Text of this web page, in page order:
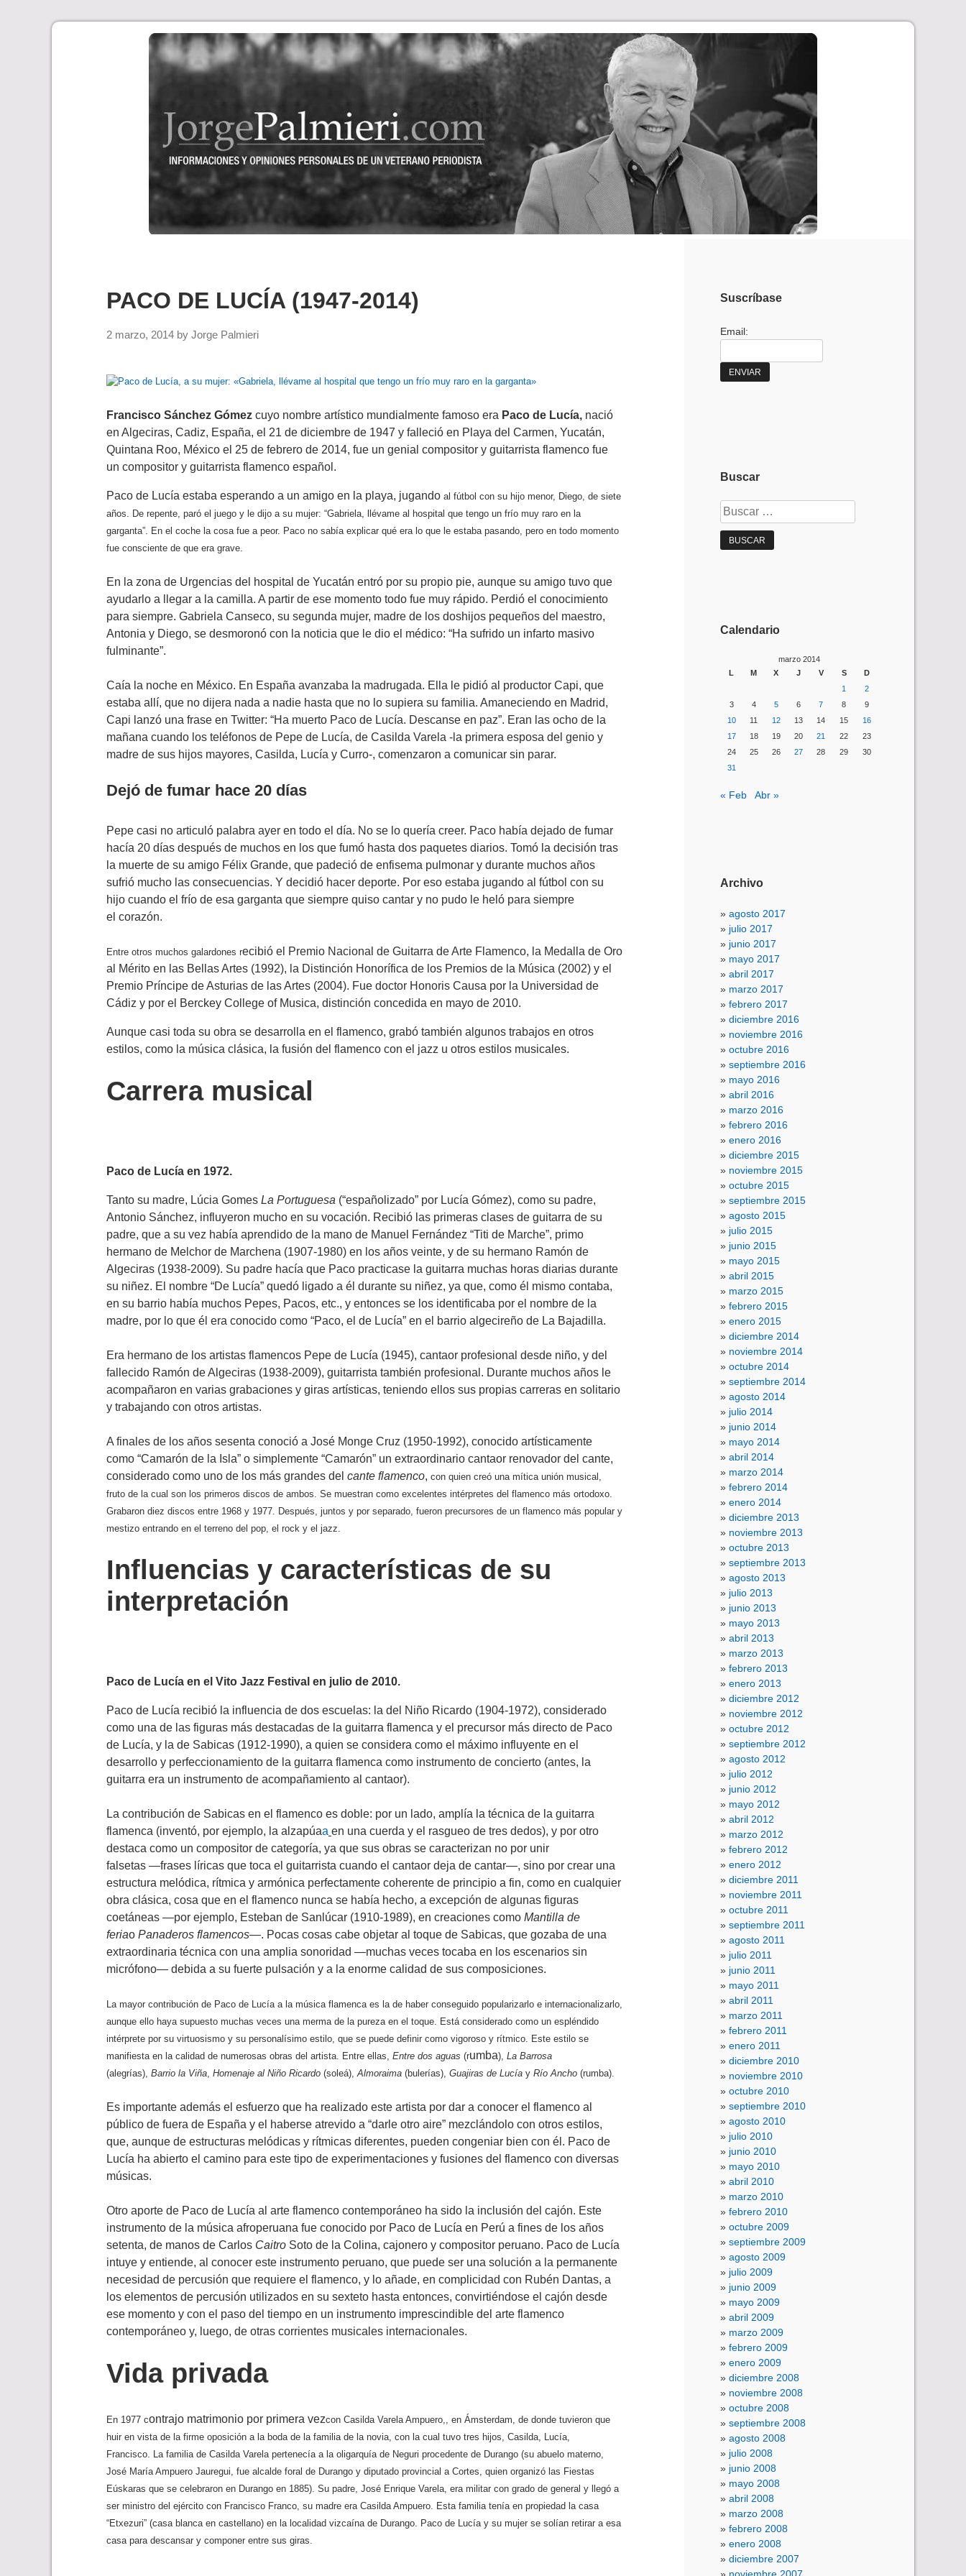
PACO DE LUCÍA (1947-2014)
2 marzo, 2014 by Jorge Palmieri
Francisco Sánchez Gómez cuyo nombre artístico mundialmente famoso era Paco de Lucía, nació
en Algeciras, Cadiz, España, el 21 de diciembre de 1947 y falleció en Playa del Carmen, Yucatán,
Quintana Roo, México el 25 de febrero de 2014, fue un genial compositor y guitarrista flamenco fue
un compositor y guitarrista flamenco español.
Paco de Lucía estaba esperando a un amigo en la playa, jugando al fútbol con su hijo menor, Diego, de siete
años. De repente, paró el juego y le dijo a su mujer: “Gabriela, llévame al hospital que tengo un frío muy raro en la
garganta”. En el coche la cosa fue a peor. Paco no sabía explicar qué era lo que le estaba pasando, pero en todo momento
fue consciente de que era grave.
En la zona de Urgencias del hospital de Yucatán entró por su propio pie, aunque su amigo tuvo que
ayudarlo a llegar a la camilla. A partir de ese momento todo fue muy rápido. Perdió el conocimiento
para siempre. Gabriela Canseco, su segunda mujer, madre de los doshijos pequeños del maestro,
Antonia y Diego, se desmoronó con la noticia que le dio el médico: “Ha sufrido un infarto masivo
fulminante”.
Caía la noche en México. En España avanzaba la madrugada. Ella le pidió al productor Capi, que
estaba allí, que no dijera nada a nadie hasta que no lo supiera su familia. Amaneciendo en Madrid,
Capi lanzó una frase en Twitter: “Ha muerto Paco de Lucía. Descanse en paz”. Eran las ocho de la
mañana cuando los teléfonos de Pepe de Lucía, de Casilda Varela -la primera esposa del genio y
madre de sus hijos mayores, Casilda, Lucía y Curro-, comenzaron a comunicar sin parar.
Dejó de fumar hace 20 días
Pepe casi no articuló palabra ayer en todo el día. No se lo quería creer. Paco había dejado de fumar
hacía 20 días después de muchos en los que fumó hasta dos paquetes diarios. Tomó la decisión tras
la muerte de su amigo Félix Grande, que padeció de enfisema pulmonar y durante muchos años
sufrió mucho las consecuencias. Y decidió hacer deporte. Por eso estaba jugando al fútbol con su
hijo cuando el frío de esa garganta que siempre quiso cantar y no pudo le heló para siempre
el corazón.
Entre otros muchos galardones recibió el Premio Nacional de Guitarra de Arte Flamenco, la Medalla de Oro
al Mérito en las Bellas Artes (1992), la Distinción Honorífica de los Premios de la Música (2002) y el
Premio Príncipe de Asturias de las Artes (2004). Fue doctor Honoris Causa por la Universidad de
Cádiz y por el Berckey College of Musica, distinción concedida en mayo de 2010.
Aunque casi toda su obra se desarrolla en el flamenco, grabó también algunos trabajos en otros
estilos, como la música clásica, la fusión del flamenco con el jazz u otros estilos musicales.
Carrera musical
Paco de Lucía en 1972.
Tanto su madre, Lúcia Gomes La Portuguesa (“españolizado” por Lucía Gómez), como su padre,
Antonio Sánchez, influyeron mucho en su vocación. Recibió las primeras clases de guitarra de su
padre, que a su vez había aprendido de la mano de Manuel Fernández “Titi de Marche”, primo
hermano de Melchor de Marchena (1907-1980) en los años veinte, y de su hermano Ramón de
Algeciras (1938-2009). Su padre hacía que Paco practicase la guitarra muchas horas diarias durante
su niñez. El nombre “De Lucía” quedó ligado a él durante su niñez, ya que, como él mismo contaba,
en su barrio había muchos Pepes, Pacos, etc., y entonces se los identificaba por el nombre de la
madre, por lo que él era conocido como “Paco, el de Lucía” en el barrio algecireño de La Bajadilla.
Era hermano de los artistas flamencos Pepe de Lucía (1945), cantaor profesional desde niño, y del
fallecido Ramón de Algeciras (1938-2009), guitarrista también profesional. Durante muchos años le
acompañaron en varias grabaciones y giras artísticas, teniendo ellos sus propias carreras en solitario
y trabajando con otros artistas.
A finales de los años sesenta conoció a José Monge Cruz (1950-1992), conocido artísticamente
como “Camarón de la Isla” o simplemente “Camarón” un extraordinario cantaor renovador del cante,
considerado como uno de los más grandes del cante flamenco, con quien creó una mítica unión musical,
fruto de la cual son los primeros discos de ambos. Se muestran como excelentes intérpretes del flamenco más ortodoxo.
Grabaron diez discos entre 1968 y 1977. Después, juntos y por separado, fueron precursores de un flamenco más popular y
mestizo entrando en el terreno del pop, el rock y el jazz.
Influencias y características de su
interpretación
Paco de Lucía en el Vito Jazz Festival en julio de 2010.
Paco de Lucía recibió la influencia de dos escuelas: la del Niño Ricardo (1904-1972), considerado
como una de las figuras más destacadas de la guitarra flamenca y el precursor más directo de Paco
de Lucía, y la de Sabicas (1912-1990), a quien se considera como el máximo influyente en el
desarrollo y perfeccionamiento de la guitarra flamenca como instrumento de concierto (antes, la
guitarra era un instrumento de acompañamiento al cantaor).
La contribución de Sabicas en el flamenco es doble: por un lado, amplía la técnica de la guitarra
flamenca (inventó, por ejemplo, la alzapúaa en una cuerda y el rasgueo de tres dedos), y por otro
destaca como un compositor de categoría, ya que sus obras se caracterizan no por unir
falsetas ―frases líricas que toca el guitarrista cuando el cantaor deja de cantar―, sino por crear una
estructura melódica, rítmica y armónica perfectamente coherente de principio a fin, como en cualquier
obra clásica, cosa que en el flamenco nunca se había hecho, a excepción de algunas figuras
coetáneas ―por ejemplo, Esteban de Sanlúcar (1910-1989), en creaciones como Mantilla de
feriao Panaderos flamencos―. Pocas cosas cabe objetar al toque de Sabicas, que gozaba de una
extraordinaria técnica con una amplia sonoridad ―muchas veces tocaba en los escenarios sin
micrófono― debida a su fuerte pulsación y a la enorme calidad de sus composiciones.
La mayor contribución de Paco de Lucía a la música flamenca es la de haber conseguido popularizarlo e internacionalizarlo,
aunque ello haya supuesto muchas veces una merma de la pureza en el toque. Está considerado como un espléndido
intérprete por su virtuosismo y su personalísimo estilo, que se puede definir como vigoroso y rítmico. Este estilo se
manifiesta en la calidad de numerosas obras del artista. Entre ellas, Entre dos aguas (rumba), La Barrosa
(alegrías), Barrio la Viña, Homenaje al Niño Ricardo (soleá),Almoraima (bulerías), Guajiras de Lucía y Río Ancho (rumba).
Es importante además el esfuerzo que ha realizado este artista por dar a conocer el flamenco al
público de fuera de España y el haberse atrevido a “darle otro aire” mezclándolo con otros estilos,
que, aunque de estructuras melódicas y rítmicas diferentes, pueden congeniar bien con él. Paco de
Lucía ha abierto el camino para este tipo de experimentaciones y fusiones del flamenco con diversas
músicas.
Otro aporte de Paco de Lucía al arte flamenco contemporáneo ha sido la inclusión del cajón. Este
instrumento de la música afroperuana fue conocido por Paco de Lucía en Perú a fines de los años
setenta, de manos de Carlos Caitro Soto de la Colina, cajonero y compositor peruano. Paco de Lucía
intuye y entiende, al conocer este instrumento peruano, que puede ser una solución a la permanente
necesidad de percusión que requiere el flamenco, y lo añade, en complicidad con Rubén Dantas, a
los elementos de percusión utilizados en su sexteto hasta entonces, convirtiéndose el cajón desde
ese momento y con el paso del tiempo en un instrumento imprescindible del arte flamenco
contemporáneo y, luego, de otras corrientes musicales internacionales.
Vida privada
En 1977 contrajo matrimonio por primera vezcon Casilda Varela Ampuero,, en Ámsterdam, de donde tuvieron que
huir en vista de la firme oposición a la boda de la familia de la novia, con la cual tuvo tres hijos, Casilda, Lucía,
Francisco. La familia de Casilda Varela pertenecía a la oligarquía de Neguri procedente de Durango (su abuelo materno,
José María Ampuero Jauregui, fue alcalde foral de Durango y diputado provincial a Cortes, quien organizó las Fiestas
Eúskaras que se celebraron en Durango en 1885). Su padre, José Enrique Varela, era militar con grado de general y llegó a
ser ministro del ejército con Francisco Franco, su madre era Casilda Ampuero. Esta familia tenía en propiedad la casa
“Etxezuri” (casa blanca en castellano) en la localidad vizcaína de Durango. Paco de Lucía y su mujer se solían retirar a esa
casa para descansar y componer entre sus giras.
Suscríbase
Email:
Buscar
Buscar:
Calendario
marzo 2014
L
M X J V S
D
1
2
3
4 5 6 7 8
9
10
11 12 13 14 15
16
17
18 19 20 21 22
23
24
25 26 27 28 29
30
31
« Feb Abr »
Archivo
agosto 2017
julio 2017
junio 2017
mayo 2017
abril 2017
marzo 2017
febrero 2017
diciembre 2016
noviembre 2016
octubre 2016
septiembre 2016
mayo 2016
abril 2016
marzo 2016
febrero 2016
enero 2016
diciembre 2015
noviembre 2015
octubre 2015
septiembre 2015
agosto 2015
julio 2015
junio 2015
mayo 2015
abril 2015
marzo 2015
febrero 2015
enero 2015
diciembre 2014
noviembre 2014
octubre 2014
septiembre 2014
agosto 2014
julio 2014
junio 2014
mayo 2014
abril 2014
marzo 2014
febrero 2014
enero 2014
diciembre 2013
noviembre 2013
octubre 2013
septiembre 2013
agosto 2013
julio 2013
junio 2013
mayo 2013
abril 2013
marzo 2013
febrero 2013
enero 2013
diciembre 2012
noviembre 2012
octubre 2012
septiembre 2012
agosto 2012
julio 2012
junio 2012
mayo 2012
abril 2012
marzo 2012
febrero 2012
enero 2012
diciembre 2011
noviembre 2011
octubre 2011
septiembre 2011
agosto 2011
julio 2011
junio 2011
mayo 2011
abril 2011
marzo 2011
febrero 2011
enero 2011
diciembre 2010
noviembre 2010
octubre 2010
septiembre 2010
agosto 2010
julio 2010
junio 2010
mayo 2010
abril 2010
marzo 2010
febrero 2010
octubre 2009
septiembre 2009
agosto 2009
julio 2009
junio 2009
mayo 2009
abril 2009
marzo 2009
febrero 2009
enero 2009
diciembre 2008
noviembre 2008
octubre 2008
septiembre 2008
agosto 2008
julio 2008
junio 2008
mayo 2008
abril 2008
marzo 2008
febrero 2008
enero 2008
diciembre 2007
noviembre 2007